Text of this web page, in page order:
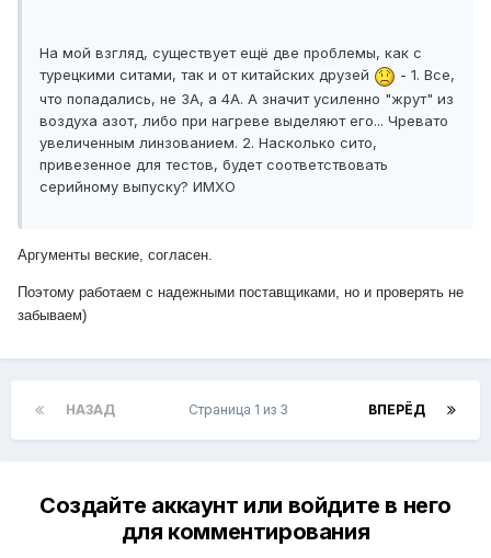
На мой взгляд, существует ещё две проблемы, как с
турецкими ситами, так и от китайских друзей
- 1. Все,
что попадались, не 3А, а 4А. А значит усиленно "жрут" из
воздуха азот, либо при нагреве выделяют его... Чревато
увеличенным линзованием. 2. Насколько сито,
привезенное для тестов, будет соответствовать
серийному выпуску? ИМХО
Аргументы веские, согласен.
Поэтому работаем с надежными поставщиками, но и проверять не
забываем)
НАЗАД ВПЕРЁД
Страница 1 из 3
Создайте аккаунт или войдите в него
для комментирования